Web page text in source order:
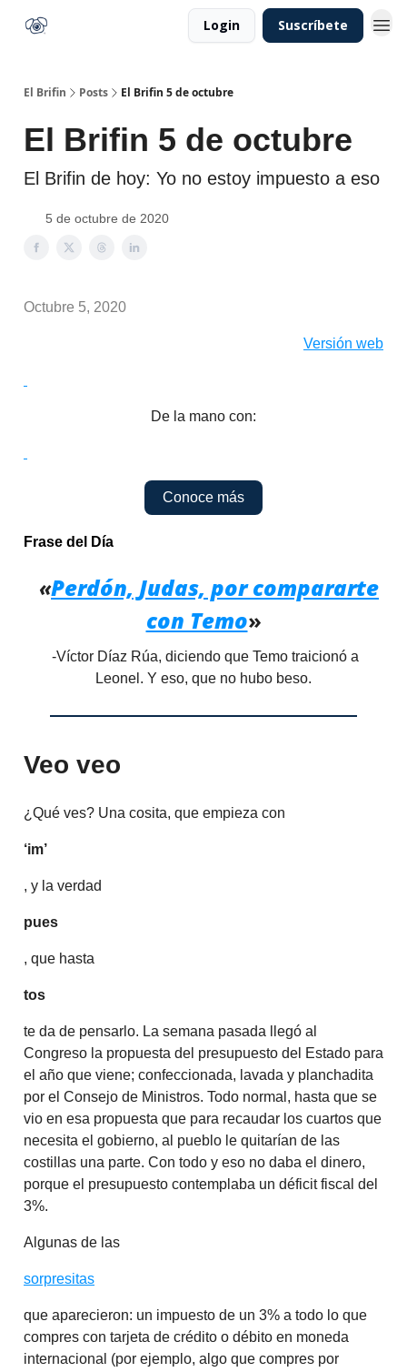
Login Suscríbete
El Brifin Posts El Brifin 5 de octubre
El Brifin 5 de octubre
El Brifin de hoy: Yo no estoy impuesto a eso
5 de octubre de 2020
Octubre 5, 2020
Versión web
De la mano con:
Conoce más
Frase del Día
«Perdón, Judas, por compararte
con Temo»
-Víctor Díaz Rúa, diciendo que Temo traicionó a
Leonel. Y eso, que no hubo beso.
Veo veo
¿Qué ves? Una cosita, que empieza con
‘im’
, y la verdad
pues
, que hasta
tos
te da de pensarlo. La semana pasada llegó al
Congreso la propuesta del presupuesto del Estado para
el año que viene; confeccionada, lavada y planchadita
por el Consejo de Ministros. Todo normal, hasta que se
vio en esa propuesta que para recaudar los cuartos que
necesita el gobierno, al pueblo le quitarían de las
costillas una parte. Con todo y eso no daba el dinero,
porque el presupuesto contemplaba un déficit fiscal del
3%.
Algunas de las
sorpresitas
que aparecieron: un impuesto de un 3% a todo lo que
compres con tarjeta de crédito o débito en moneda
internacional (por ejemplo, algo que compres por